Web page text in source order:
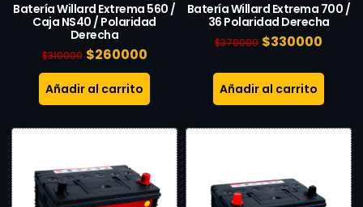
Batería Willard Extrema 560 /
Caja NS40 / Polaridad
Derecha
$310000 $260000
Añadir al carrito
Batería Willard Extrema 700 /
36 Polaridad Derecha
$370000 $330000
Añadir al carrito